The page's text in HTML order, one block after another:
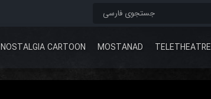
NOSTALGIA CARTOON MOSTANAD TELETHEATRE